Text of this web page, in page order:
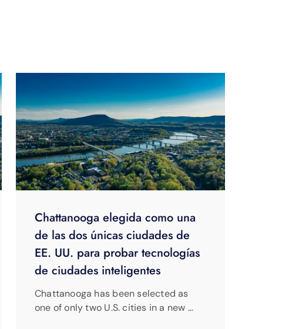
Chattanooga elegida como una
de las dos únicas ciudades de
EE. UU. para probar tecnologías
de ciudades inteligentes
Chattanooga has been selected as
one of only two U.S. cities in a new …